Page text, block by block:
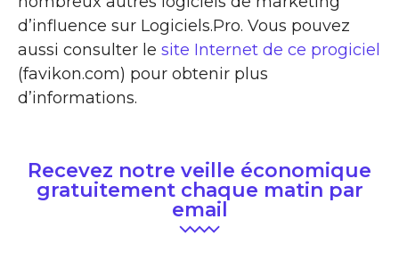
d’influence sur Logiciels.Pro. Vous pouvez
aussi consulter le site Internet de ce progiciel
(favikon.com) pour obtenir plus
d’informations.
Recevez notre veille économique
gratuitement chaque matin par
email